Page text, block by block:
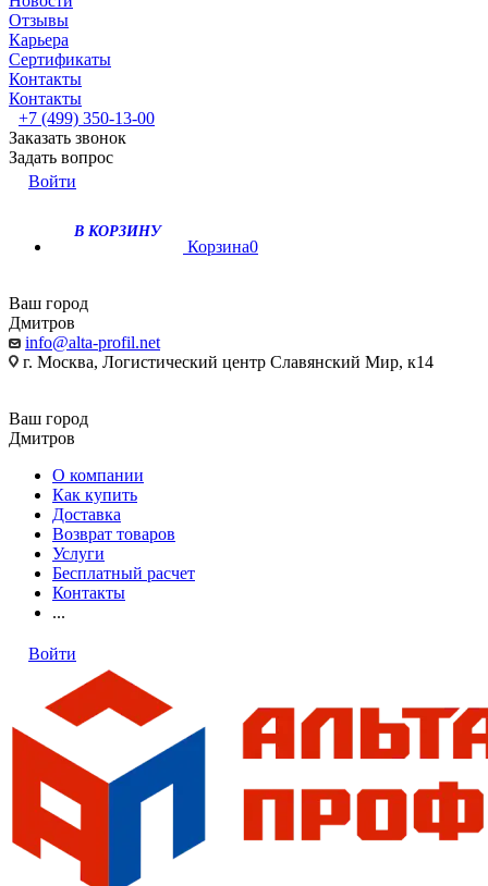
Отзывы
Карьера
Сертификаты
Контакты
Контакты
+7 (499) 350-13-00
Заказать звонок
Задать вопрос
Войти
В КОРЗИНУ
Корзина0
Ваш город
Дмитров
info@alta-profil.net
г. Москва, Логистический центр Славянский Мир, к14
Ваш город
Дмитров
О компании
Как купить
Доставка
Возврат товаров
Услуги
Бесплатный расчет
Контакты
...
Войти